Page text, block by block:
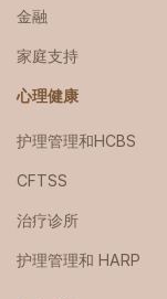
金融
家庭支持
心理健康
护理管理和HCBS
CFTSS
治疗诊所
护理管理和 HARP